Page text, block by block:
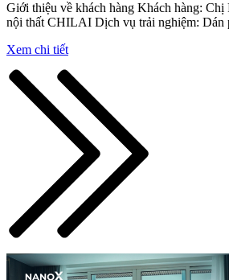
Giới thiệu về khách hàng Khách hàng:
nội thất CHILAI Dịch vụ trải nghiệm: Dán
Xem chi tiết